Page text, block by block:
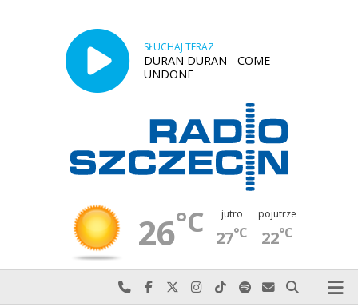
SŁUCHAJ TERAZ
DURAN DURAN - COME
UNDONE
26°C jutro
27°C
pojutrze
22°C
Najlepiej po prostu do nas zadzwoń
Odwiedź nas na Facebook-u
Odwiedź nas na X
Odwiedź nas na Instagram-ie
Odwiedź nas na TikTok-u
Szukaj nas na Spotify
Wyślij do nas
Szukaj